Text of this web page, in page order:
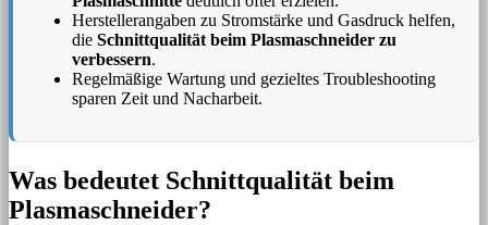
Herstellerangaben zu Stromstärke und Gasdruck helfen,
die Schnittqualität beim Plasmaschneider zu
verbessern.
Regelmäßige Wartung und gezieltes Troubleshooting
sparen Zeit und Nacharbeit.
Was bedeutet Schnittqualität beim
Plasmaschneider?